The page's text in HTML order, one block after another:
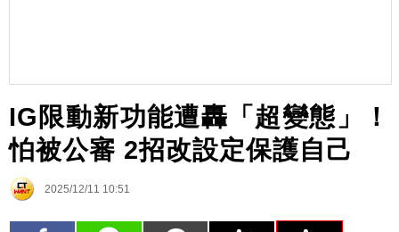
IG限動新功能遭轟「超變態」！
怕被公審 2招改設定保護自己
2025/12/11 10:51